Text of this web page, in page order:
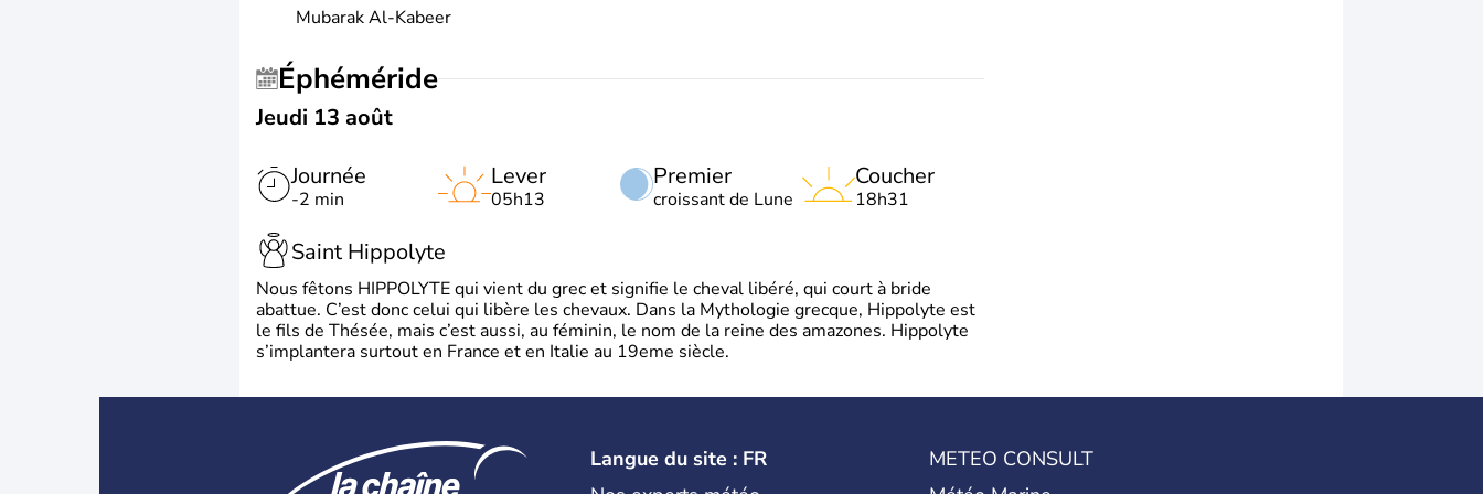
Mubarak Al-Kabeer
Éphéméride
Jeudi 13 août
Journée
-2 min
Premier
croissant de Lune
Lever
05h13
Coucher
18h31
Saint Hippolyte
Nous fêtons HIPPOLYTE qui vient du grec et signifie le cheval libéré, qui court à bride
abattue. C’est donc celui qui libère les chevaux. Dans la Mythologie grecque, Hippolyte est
le fils de Thésée, mais c’est aussi, au féminin, le nom de la reine des amazones. Hippolyte
s’implantera surtout en France et en Italie au 19eme siècle.
Langue du site : FR
METEO CONSULT